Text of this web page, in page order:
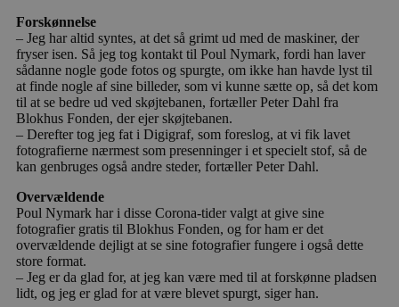
Forskønnelse
– Jeg har altid syntes, at det så grimt ud med de maskiner, der
fryser isen. Så jeg tog kontakt til Poul Nymark, fordi han laver
sådanne nogle gode fotos og spurgte, om ikke han havde lyst til
at finde nogle af sine billeder, som vi kunne sætte op, så det kom
til at se bedre ud ved skøjtebanen, fortæller Peter Dahl fra
Blokhus Fonden, der ejer skøjtebanen.
– Derefter tog jeg fat i Digigraf, som foreslog, at vi fik lavet
fotografierne nærmest som presenninger i et specielt stof, så de
kan genbruges også andre steder, fortæller Peter Dahl.
Overvældende
Poul Nymark har i disse Corona-tider valgt at give sine
fotografier gratis til Blokhus Fonden, og for ham er det
overvældende dejligt at se sine fotografier fungere i også dette
store format.
– Jeg er da glad for, at jeg kan være med til at forskønne pladsen
lidt, og jeg er glad for at være blevet spurgt, siger han.